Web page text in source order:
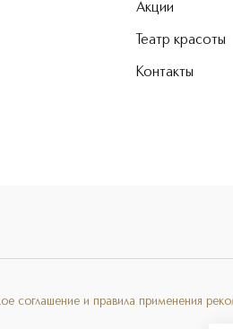
Акции
Театр красоты
Контакты
соглашение и правила применения